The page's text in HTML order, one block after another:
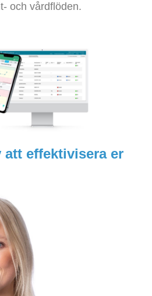
och vårdflöden.
att effektivisera er